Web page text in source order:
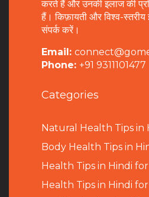
करते हैं और उनकी इलाज की
हैं। किफ़ायती और विश्व-
संपर्क करें।
Email:
Phone: +91 9311101477
Categories
Natural Health Tips in
Body Health Tips in
Health Tips in Hindi
Health Tips in Hindi